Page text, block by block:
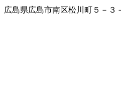
広島県広島市南区松川町５－３